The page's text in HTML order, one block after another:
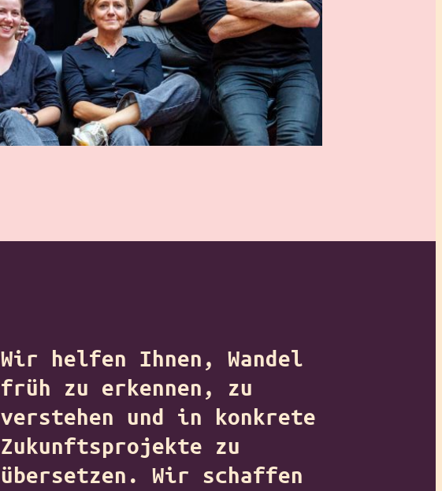
Wir helfen Ihnen, Wandel
früh zu erkennen, zu
verstehen und in konkrete
Zukunftsprojekte zu
übersetzen. Wir schaffen